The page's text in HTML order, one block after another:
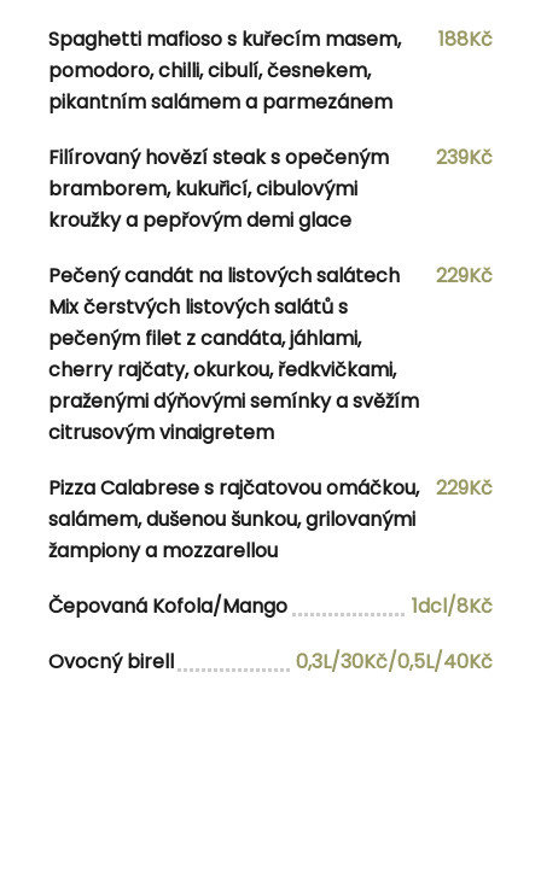
chorizem, pomodoro, chilli, česnekem, červenou
cibulí, parmazá
Filety z krůtích prsíček s jasmínovou rýží,
teriyaky omáčkou, brokolicí, sezamem a
limetkou
Navigace pro příspěvek
Previous PostPrevious 10.7.2023
Next Post
Next
admin
RELATED POSTS
4-5.3.2023
Spaghetti mafioso s kuřecím masem,
pomodoro, chilli, cibulí, česnekem,
pikantním salámem a parmezánem
188Kč
Filírovaný hovězí steak s opečeným
bramborem, kukuřicí, cibulovými
kroužky a pepřovým demi glace
239Kč
Pečený candát na listových salátech
Mix čerstvých listových salátů s
pečeným filet z candáta, jáhlami,
cherry rajčaty, okurkou, ředkvičkami,
praženými dýňovými semínky a svěžím
citrusovým vinaigretem
229Kč
Pizza Calabrese s rajčatovou omáčkou,
salámem, dušenou šunkou, grilovanými
žampiony a mozzarellou
229Kč
Čepovaná Kofola/Mango
1dcl/8Kč
Ovocný birell
0,3L/30Kč/0,5L/40Kč